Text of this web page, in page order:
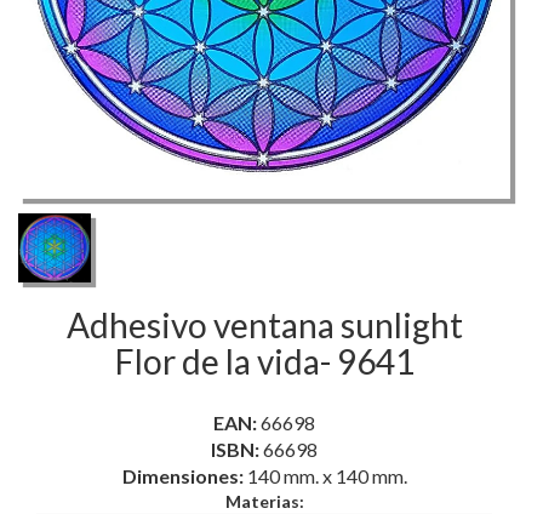
Adhesivo ventana sunlight
Flor de la vida- 9641
EAN:66698
ISBN:66698
Dimensiones:140 mm. x 140 mm.
Materias: